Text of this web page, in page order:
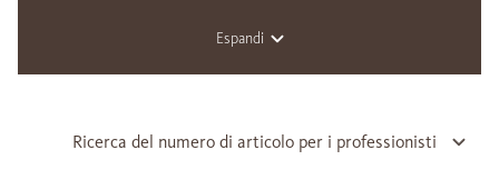
Espandi
Ricerca del numero di articolo per i professionisti